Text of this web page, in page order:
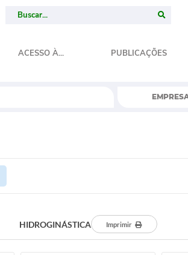
ACESSO À... PUBLICAÇÕES
HIDROGINÁSTICA Imprimir